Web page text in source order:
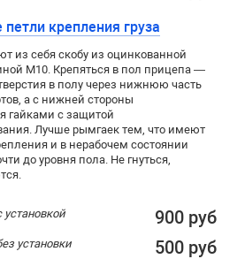
крепления груза
из себя скобу из оцинкованной
М10. Крепяться в пол прицепа —
в полу через нижнюю часть
а с нижней стороны
гайками с защитой
Лучше рымгаек тем, что имеют
и в нерабочем состоянии
до уровня пола. Не гнуться,
установкой 900 руб
установки 500 руб